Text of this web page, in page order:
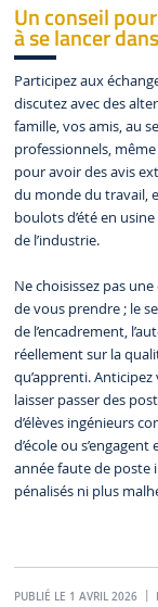
Un conseil
à se lancer
Participez aux
discutez avec des
famille, vos amis, au
professionnels, même
pour avoir des avis
du monde du travail,
boulots d’été en
de l’industrie.
Ne choisissez pas
de vous prendre ; le
de l’encadrement,
réellement sur la
qu’apprenti. Anticipez
laisser passer des
d’élèves ingénieurs
d’école ou
année faute de poste
pénalisés ni plus
PUBLIÉ LE 1 AVRIL 2026